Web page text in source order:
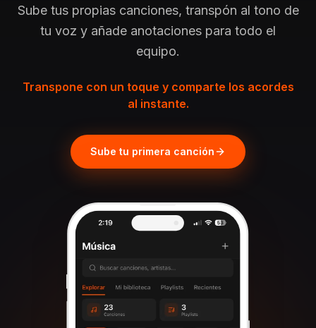
Sube tus propias canciones, transpón al tono de
tu voz y añade anotaciones para todo el
equipo.
Transpone con un toque y comparte los acordes
al instante.
Sube tu primera canción